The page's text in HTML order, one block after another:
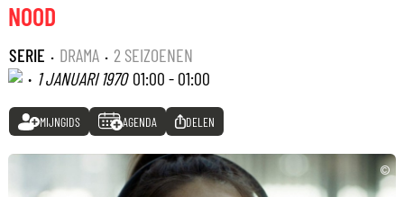
NOOD
SERIE · DRAMA · 2 SEIZOENEN
· 1 JANUARI 1970 01:00 - 01:00
MIJNGIDS AGENDA DELEN
©